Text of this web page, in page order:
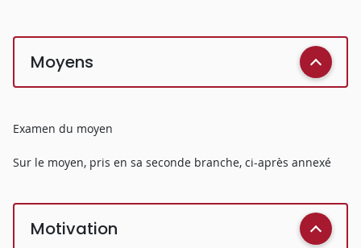
Moyens
Examen du moyen
Sur le moyen, pris en sa seconde branche, ci-après annexé
Motivation